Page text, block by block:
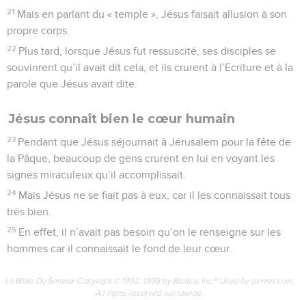
21 Mais en parlant du « temple », Jésus faisait allusion à son
propre corps.
22 Plus tard, lorsque Jésus fut ressuscité, ses disciples se
souvinrent qu’il avait dit cela, et ils crurent à l’Ecriture et à la
parole que Jésus avait dite.
Jésus connaît bien le cœur humain
23 Pendant que Jésus séjournait à Jérusalem pour la fête de
la Pâque, beaucoup de gens crurent en lui en voyant les
signes miraculeux qu’il accomplissait.
24 Mais Jésus ne se fiait pas à eux, car il les connaissait tous
très bien.
25 En effet, il n’avait pas besoin qu’on le renseigne sur les
hommes car il connaissait le fond de leur cœur.
La Bible Du Semeur Copyright © 1992, 1999 by Biblica, Inc.® Used by permission.
All rights reserved worldwide.